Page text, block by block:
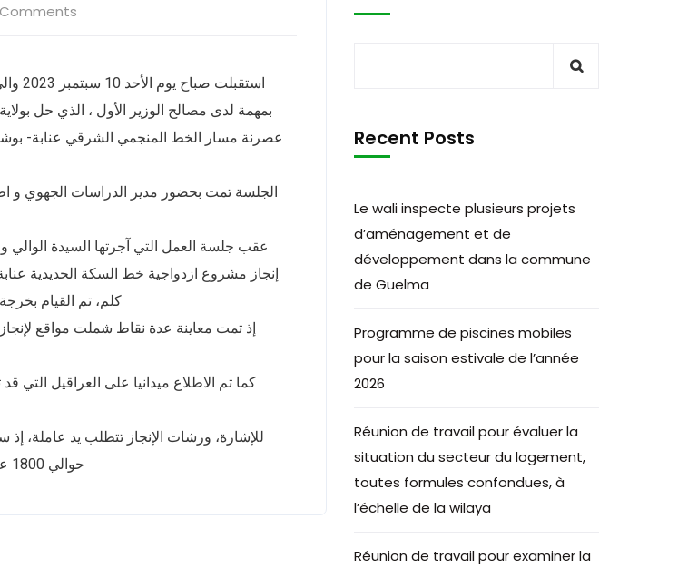
بمهمة لدى مصالح الوزير الأول ، الذي حل
عصرنة مسار الخط المنجمي الشرقي عنابة-
الجلسة تمت بحضور مدير الدراسات الجهوي و
عقب جلسة العمل التي آجرتها السيدة الوالي
كلم، تم القيام
إذ تمت معاينة عدة نقاط شملت مواقع
كما تم الاطلاع ميدانيا على العراقيل
حوالي 1800 عامل خلال سنتي 2024-2025 بالتنسيق مع الوكالة الوطنية للتشغيل-قالمة-.
Recent Posts
Le wali inspecte plusieurs projets
d’aménagement et de
développement dans la commune
de Guelma
Programme de piscines mobiles
pour la saison estivale de l’année
2026
Réunion de travail pour évaluer la
situation du secteur du logement,
toutes formules confondues, à
l’échelle de la wilaya
Réunion de travail pour examiner la